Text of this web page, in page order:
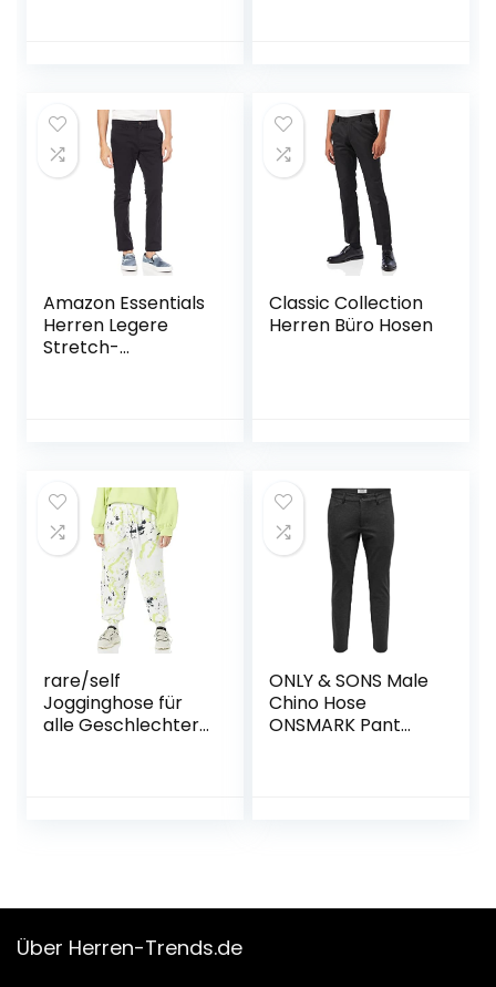
Amazon Essentials
Herren Legere
Stretch-
Classic Collection
Herren Büro Hosen
rare/self
Jogginghose für
alle Geschlechter,
ONLY & SONS Male
Chino Hose
ONSMARK Pant
Über Herren-Trends.de